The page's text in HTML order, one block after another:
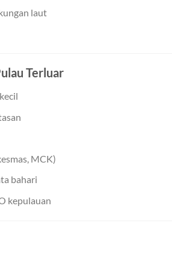
laut
Terluar
MCK)
bahari
kepulauan